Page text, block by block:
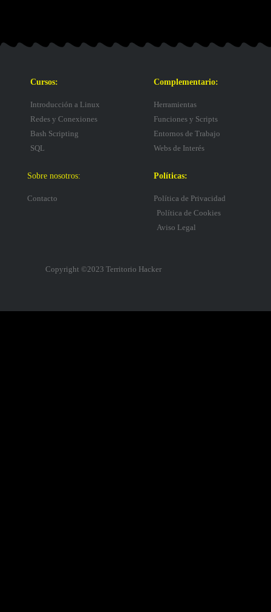
Cursos:
Introducción a Linux
Redes y Conexiones
Bash Scripting
SQL
Complementario:
Herramientas
Funciones y Scripts
Entornos de Trabajo
Webs de Interés
Sobre nosotros:
Contacto
Políticas:
Política de Privacidad
Política de Cookies
Aviso Legal
Copyright ©2023 Territorio Hacker